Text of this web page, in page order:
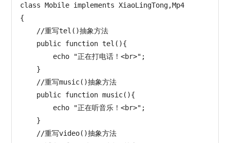
class Mobile implements XiaoLingTong,Mp4
{
    //重写tel()抽象方法
    public function tel(){
        echo "正在打电话！<br>";
    }
    //重写music()抽象方法
    public function music(){
        echo "正在听音乐！<br>";
    }
    //重写video()抽象方法